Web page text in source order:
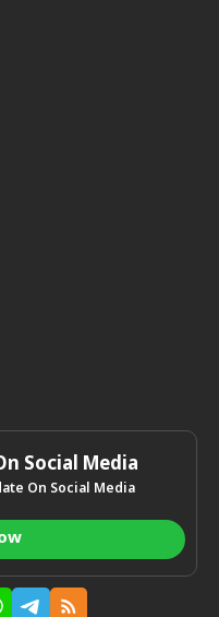
Social Media
On Social Media